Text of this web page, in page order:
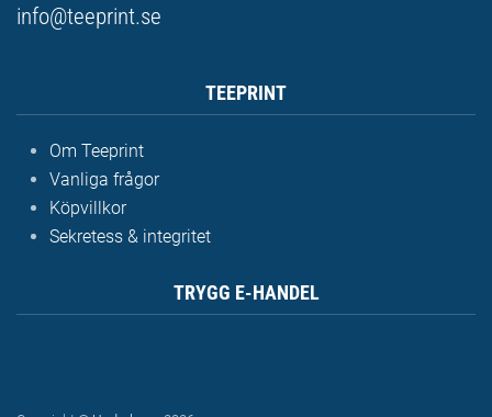
info@teeprint.se
TEEPRINT
Om Teeprint
Vanliga frågor
Köpvillkor
Sekretess & integritet
TRYGG E-HANDEL